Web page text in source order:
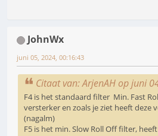
JohnWx
juni 05, 2024, 00:16:43
Citaat van: ArjenAH op juni
F4 is het standaard filter Min. Fast
versterker en zoals je ziet heeft deze
(nagalm)
F5 is het min. Slow Roll Off filter,